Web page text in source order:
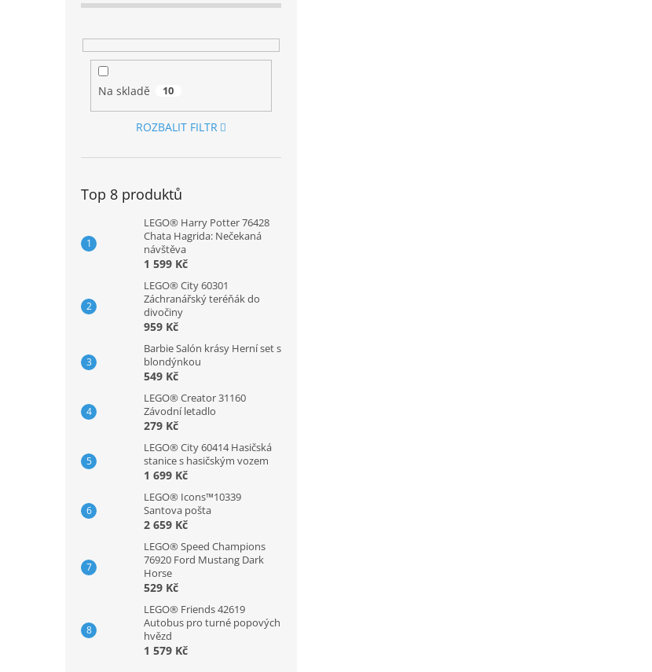
Na skladě 10
ROZBALIT FILTR
Top 8 produktů
LEGO® Harry Potter 76428
Chata Hagrida: Nečekaná
návštěva
1 599 Kč
LEGO® City 60301
Záchranářský teréňák do
divočiny
959 Kč
Barbie Salón krásy Herní set s
blondýnkou
549 Kč
LEGO® Creator 31160
Závodní letadlo
279 Kč
LEGO® City 60414 Hasičská
stanice s hasičským vozem
1 699 Kč
LEGO® Icons™10339
Santova pošta
2 659 Kč
LEGO® Speed Champions
76920 Ford Mustang Dark
Horse
529 Kč
LEGO® Friends 42619
Autobus pro turné popových
hvězd
1 579 Kč